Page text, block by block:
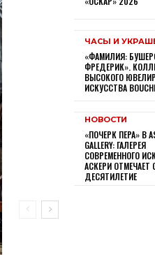
ЧАСЫ И
«ФАМИЛИЯ:
ФРЕДЕРИК».
ВЫСОКОГО
ИСКУССТВА
НОВОСТИ
«ПОЧЕРК ПЕРА» В
GALLERY: ГАЛЕРЕЯ
СОВРЕМЕННОГО
АСКЕРИ ОТМЕЧАЕТ
ДЕСЯТИЛЕТИЕ